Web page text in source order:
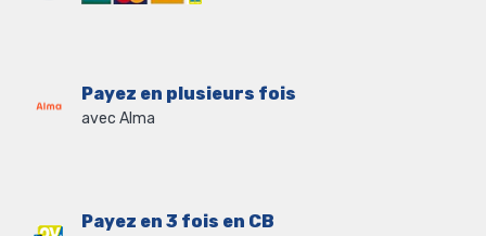
Payez en plusieurs fois
avec Alma
Payez en 3 fois en CB